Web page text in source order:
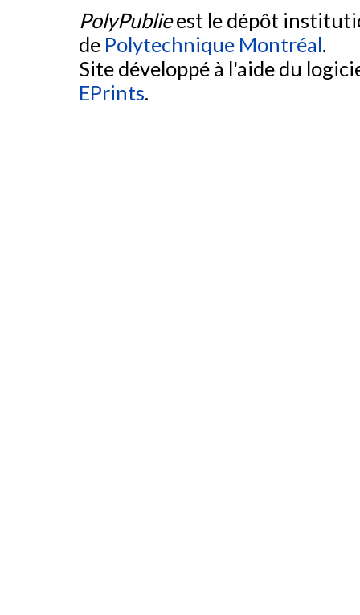
PolyPublieest le dépôt
de Polytechnique Montréal.
Site développé à l'aide du
EPrints.